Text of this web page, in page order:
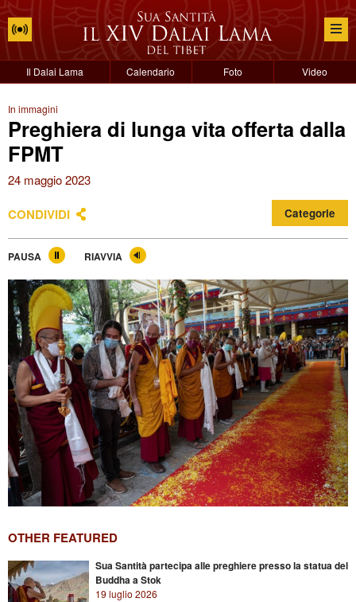
Il Dalai Lama Calendario Foto Video
In immagini
Preghiera di lunga vita offerta dalla
FPMT
24 maggio 2023
CONDIVIDI Categorie
PAUSA RIAVVIA
OTHER FEATURED
Sua Santità partecipa alle preghiere presso la statua del
Buddha a Stok
19 luglio 2026